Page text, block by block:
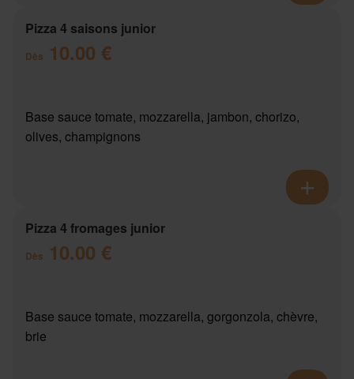
Pizza 4 saisons junior
Dès 10.00 €
Base sauce tomate, mozzarella, jambon, chorizo,
olives, champignons
Pizza 4 fromages junior
Dès 10.00 €
Base sauce tomate, mozzarella, gorgonzola, chèvre,
brie